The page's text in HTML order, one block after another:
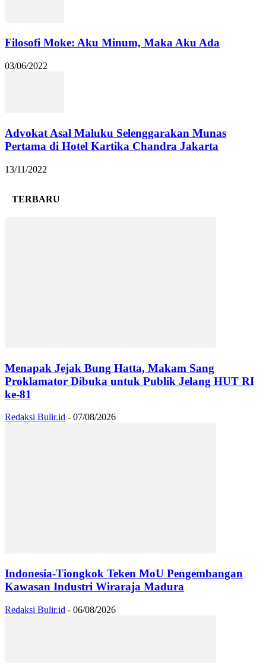
Filosofi Moke: Aku Minum, Maka Aku Ada
03/06/2022
Advokat Asal Maluku Selenggarakan Munas
Pertama di Hotel Kartika Chandra Jakarta
13/11/2022
TERBARU
Menapak Jejak Bung Hatta, Makam Sang
Proklamator Dibuka untuk Publik Jelang HUT RI
ke-81
Redaksi Bulir.id - 07/08/2026
Indonesia-Tiongkok Teken MoU Pengembangan
Kawasan Industri Wiraraja Madura
Redaksi Bulir.id - 06/08/2026